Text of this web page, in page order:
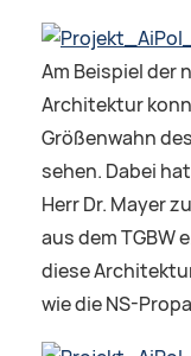
Am Beispiel
Architektur
Größenwahn
sehen. Dabei
Herr Dr. Mayer
aus dem TGBW
diese
wie die NS-